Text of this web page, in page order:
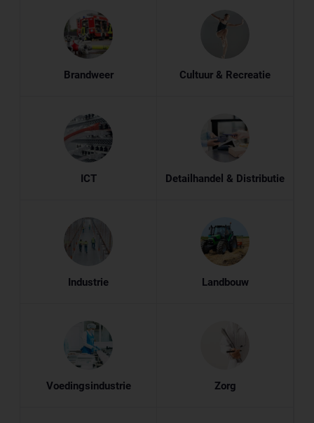
Brandweer Cultuur & Recreatie
ICT Detailhandel & Distributie
Industrie Landbouw
Voedingsindustrie Zorg